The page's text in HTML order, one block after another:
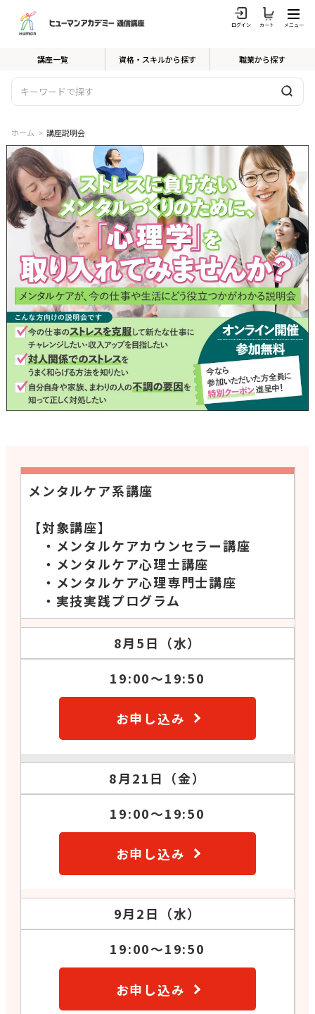
ログイン カート メニュー
講座一覧 資格・スキルから探す 職業から探す
ホーム > 講座説明会
メンタルケア系講座
【対象講座】
・メンタルケアカウンセラー講座
・メンタルケア心理士講座
・メンタルケア心理専門士講座
・実技実践プログラム
8月5日（水）
19:00～19:50
お申し込み
8月21日（金）
19:00～19:50
お申し込み
9月2日（水）
19:00～19:50
お申し込み